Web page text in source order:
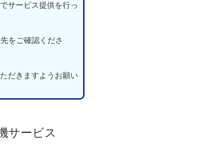
サービス提供を行っ
をご確認くださ
だきますようお願い
サービス